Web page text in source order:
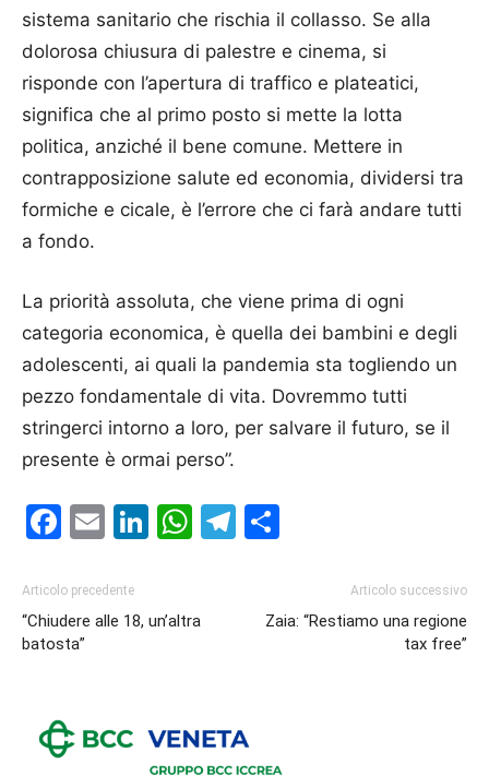
sistema sanitario che rischia il collasso. Se alla
dolorosa chiusura di palestre e cinema, si
risponde con l’apertura di traffico e plateatici,
significa che al primo posto si mette la lotta
politica, anziché il bene comune. Mettere in
contrapposizione salute ed economia, dividersi tra
formiche e cicale, è l’errore che ci farà andare tutti
a fondo.
La priorità assoluta, che viene prima di ogni
categoria economica, è quella dei bambini e degli
adolescenti, ai quali la pandemia sta togliendo un
pezzo fondamentale di vita. Dovremmo tutti
stringerci intorno a loro, per salvare il futuro, se il
presente è ormai perso”.
Facebook
EmailLinkedIn
WhatsApp
Telegram
Articolo precedente
“Chiudere alle 18, un’altra
batosta”
Articolo successivo
Zaia: “Restiamo una regione
tax free”